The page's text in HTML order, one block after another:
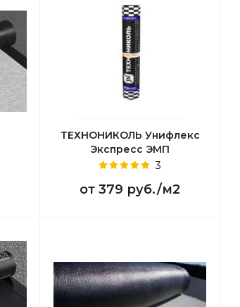
ТЕХНОНИКОЛЬ Унифлекс
Экспресс ЭМП
3
от 379 руб./м2